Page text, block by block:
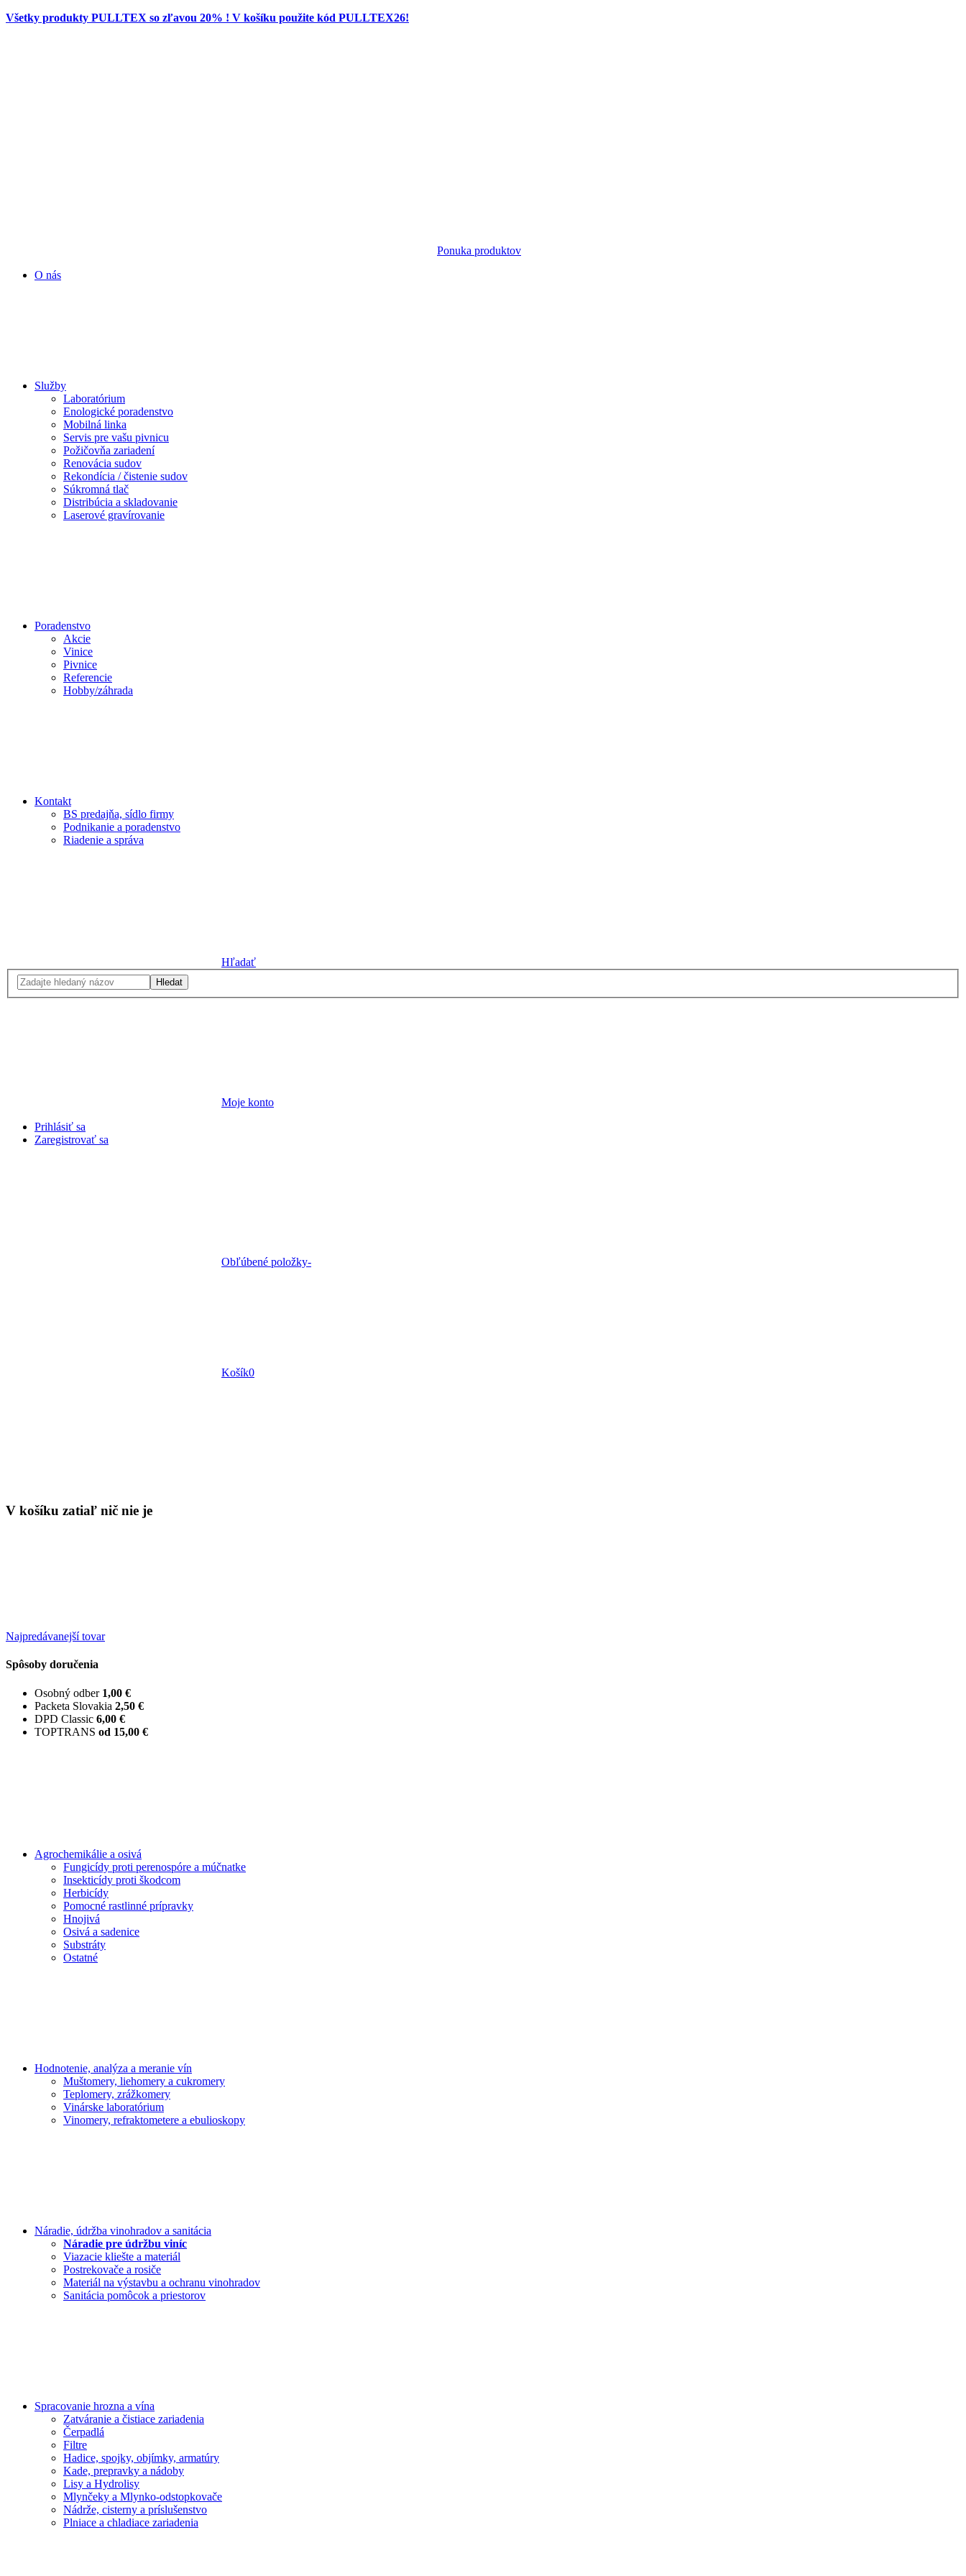
Všetky produkty PULLTEX so zľavou 20% ! V košíku použite kód PULLTEX26!
Ponuka produktov
O nás
Služby
Laboratórium
Enologické poradenstvo
Mobilná linka
Servis pre vašu pivnicu
Požičovňa zariadení
Renovácia sudov
Rekondícia / čistenie sudov
Súkromná tlač
Distribúcia a skladovanie
Laserové gravírovanie
Poradenstvo
Akcie
Vinice
Pivnice
Referencie
Hobby/záhrada
Kontakt
BS predajňa, sídlo firmy
Podnikanie a poradenstvo
Riadenie a správa
Hľadať
Hledat
Moje konto
Prihlásiť sa
Zaregistrovať sa
Obľúbené položky-
Košík0
V košíku zatiaľ nič nie je
Najpredávanejší tovar
Spôsoby doručenia
Osobný odber 1,00 €
Packeta Slovakia 2,50 €
DPD Classic 6,00 €
TOPTRANS od 15,00 €
Agrochemikálie a osivá
Fungicídy proti perenospóre a múčnatke
Insekticídy proti škodcom
Herbicídy
Pomocné rastlinné prípravky
Hnojivá
Osivá a sadenice
Substráty
Ostatné
Hodnotenie, analýza a meranie vín
Muštomery, liehomery a cukromery
Teplomery, zrážkomery
Vinárske laboratórium
Vinomery, refraktometere a ebulioskopy
Náradie, údržba vinohradov a sanitácia
Náradie pre údržbu viníc
Viazacie kliešte a materiál
Postrekovače a rosiče
Materiál na výstavbu a ochranu vinohradov
Sanitácia pomôcok a priestorov
Spracovanie hrozna a vína
Zatváranie a čistiace zariadenia
Čerpadlá
Filtre
Hadice, spojky, objímky, armatúry
Kade, prepravky a nádoby
Lisy a Hydrolisy
Mlynčeky a Mlynko-odstopkovače
Nádrže, cisterny a príslušenstvo
Plniace a chladiace zariadenia